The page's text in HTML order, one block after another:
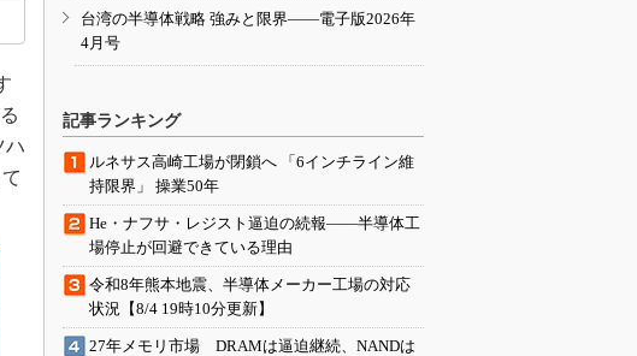
ハ
台湾の半導体戦略 強みと限界――電子版2026年
4月号
記事ランキング
ルネサス高崎工場が閉鎖へ 「6インチライン維
持限界」 操業50年
He・ナフサ・レジスト逼迫の続報――半導体工
場停止が回避できている理由
令和8年熊本地震、半導体メーカー工場の対応
状況【8/4 19時10分更新】
27年メモリ市場 DRAMは逼迫継続、NANDは